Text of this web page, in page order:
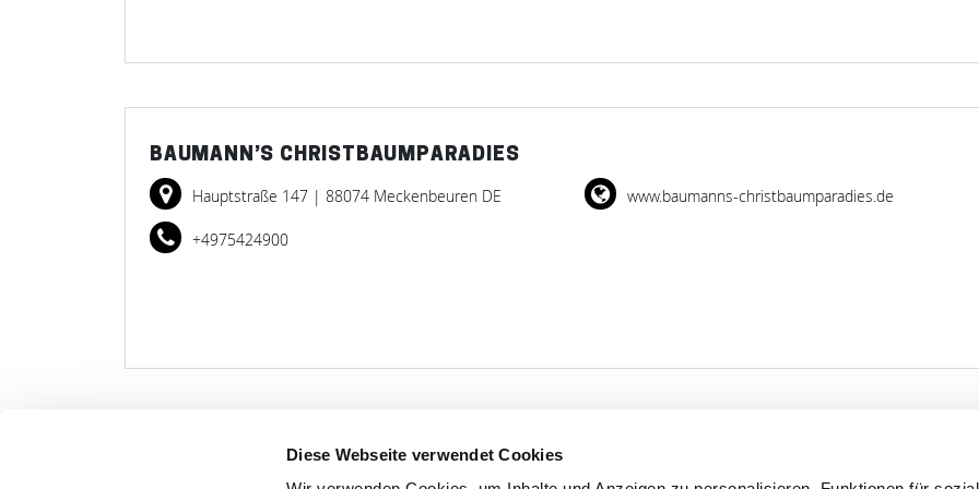
Diese Webseite verwendet Cookies
BAUMANN’S CHRISTBAUMPARADIES
Hauptstraße 147 | 88074 Meckenbeuren DE
+4975424900
www.baumanns-christbaumparadies.de